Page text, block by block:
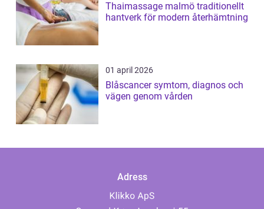
Thaimassage malmö traditionellt
hantverk för modern återhämtning
01 april 2026
Blåscancer symtom, diagnos och
vägen genom vården
Adress